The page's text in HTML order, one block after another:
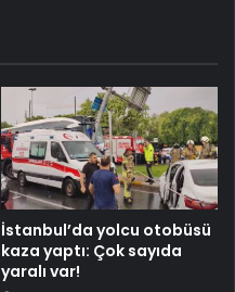
İstanbul’da yolcu otobüsü
kaza yaptı: Çok sayıda
yaralı var!